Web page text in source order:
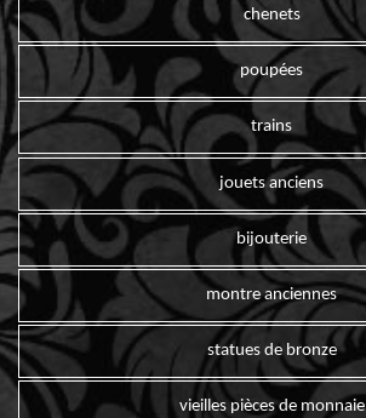
chenets
poupées
trains
jouets anciens
bijouterie
montre anciennes
statues de bronze
vieilles pièces de monnaie